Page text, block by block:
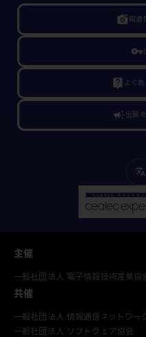
linked_camera報道
vpn_key
live_help よく
campaign出展
translate
主催
一般社団法人 電子情報技術産業協
共催
一般社団法人 情報通信ネットワー
一般社団法人 ソフトウェア協会